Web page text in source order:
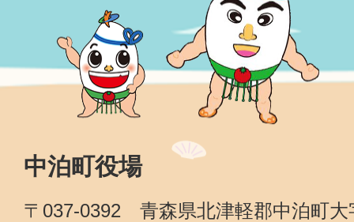
中泊町役場
〒037-0392 青森県北津軽郡中泊町大